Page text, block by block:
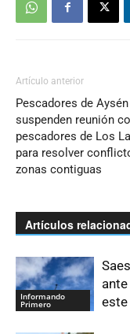
Artículo anterior
Pescadores de Aysén
suspenden reunión
pescadores de Los
para resolver
zonas contiguas
Artículos
Informando
Primero
este